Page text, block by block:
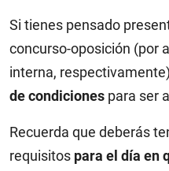
Si tienes pensado
concurso-oposición (por
interna,
de condiciones para ser
Recuerda que deberás
requisitos para el día en